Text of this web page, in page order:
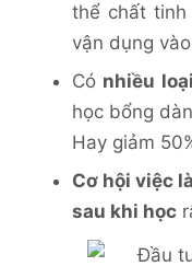
thể chất
vận dụng
Có nhiều
học bổng
Hay giảm
Cơ hội việc
sau khi học